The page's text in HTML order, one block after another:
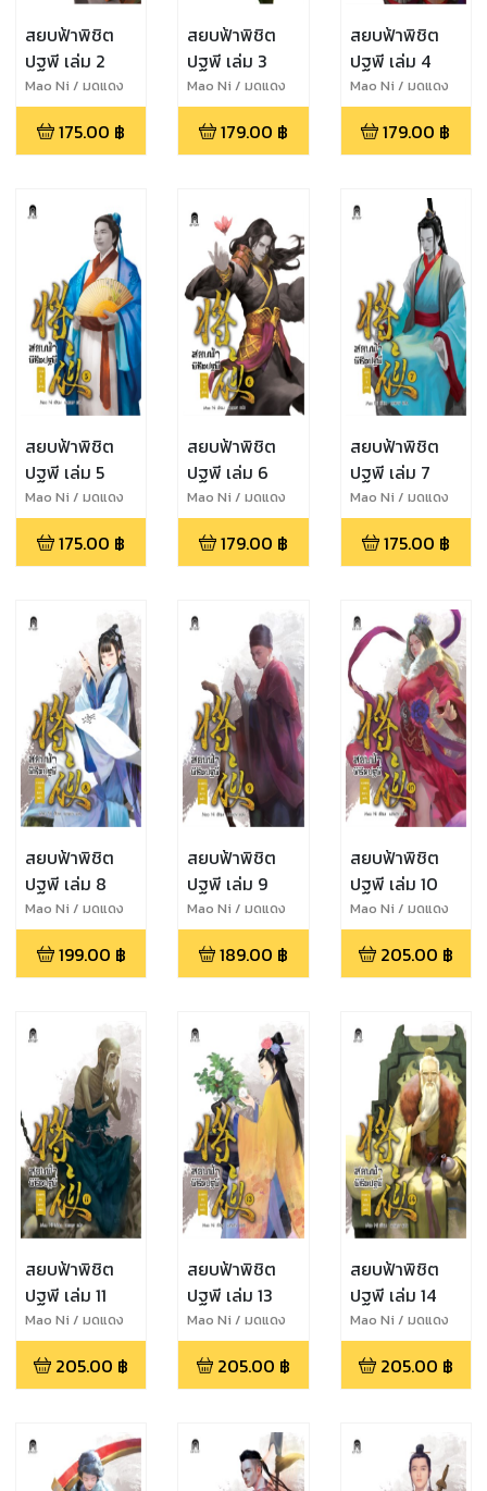
สยบฟ้าพิชิต
ปฐพี เล่ม 2
Mao Ni / มดแดง
175.00 ฿
สยบฟ้าพิชิต
ปฐพี เล่ม 3
Mao Ni / มดแดง
179.00 ฿
สยบฟ้าพิชิต
ปฐพี เล่ม 4
Mao Ni / มดแดง
179.00 ฿
สยบฟ้าพิชิต
ปฐพี เล่ม 5
Mao Ni / มดแดง
175.00 ฿
สยบฟ้าพิชิต
ปฐพี เล่ม 6
Mao Ni / มดแดง
179.00 ฿
สยบฟ้าพิชิต
ปฐพี เล่ม 7
Mao Ni / มดแดง
175.00 ฿
สยบฟ้าพิชิต
ปฐพี เล่ม 8
Mao Ni / มดแดง
199.00 ฿
สยบฟ้าพิชิต
ปฐพี เล่ม 9
Mao Ni / มดแดง
189.00 ฿
สยบฟ้าพิชิต
ปฐพี เล่ม 10
Mao Ni / มดแดง
205.00 ฿
สยบฟ้าพิชิต
ปฐพี เล่ม 11
Mao Ni / มดแดง
205.00 ฿
สยบฟ้าพิชิต
ปฐพี เล่ม 13
Mao Ni / มดแดง
205.00 ฿
สยบฟ้าพิชิต
ปฐพี เล่ม 14
Mao Ni / มดแดง
205.00 ฿